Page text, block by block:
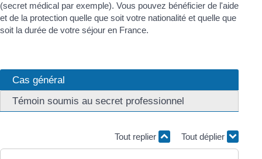
(secret médical par exemple). Vous pouvez bénéficier de l'aide
et de la protection quelle que soit votre nationalité et quelle que
soit la durée de votre séjour en France.
Cas général
Témoin soumis au secret professionnel
Tout replier Tout déplier